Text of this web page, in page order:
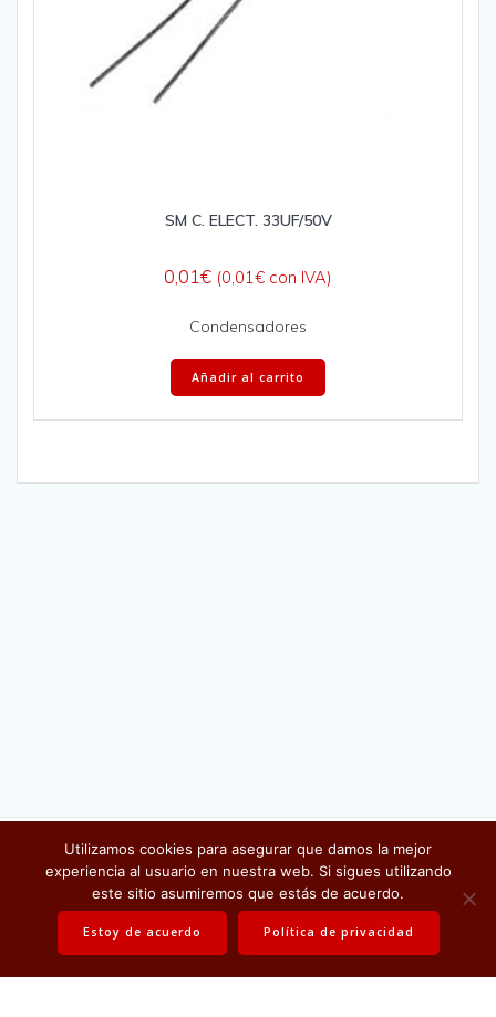
SM C. ELECT. 33UF/50V
0,01€ (0,01€ con IVA)
Condensadores
Añadir al carrito
Electrónica Misana
© 2026 . All rights reserved
Utilizamos cookies para asegurar que damos la mejor
experiencia al usuario en nuestra web. Si sigues utilizando
este sitio asumiremos que estás de acuerdo.
Estoy de acuerdo Política de privacidad